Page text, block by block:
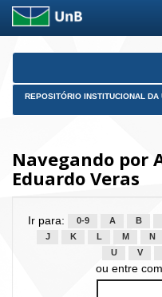
Skip
REPOSITÓRIO INSTITUCIONAL DA
Navegando por
Eduardo Veras
Ir para: 0-9 A B
J
K L M N
U
V
ou entre